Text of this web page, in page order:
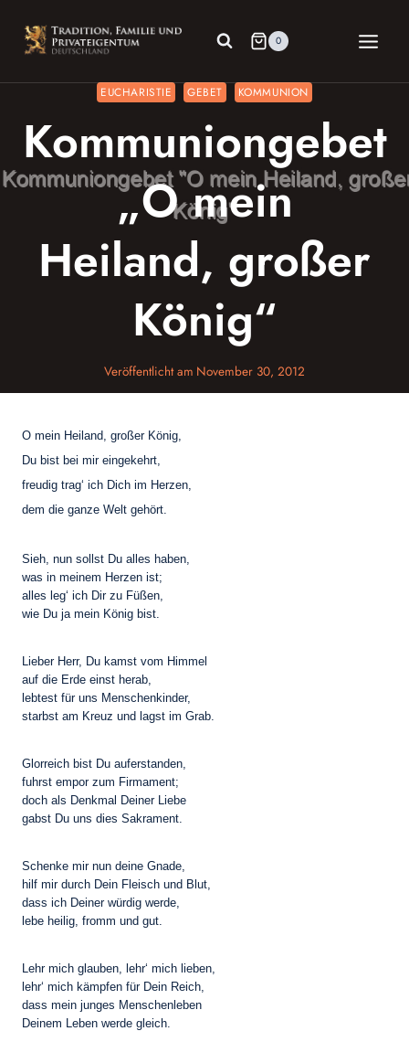
Inhalt
springen
0
EUCHARISTIE GEBET KOMMUNION
Kommuniongebet
„O mein
Heiland, großer
König“
Veröffentlicht am November 30, 2012
O mein Heiland, großer König,
Du bist bei mir eingekehrt,
freudig trag‘ ich Dich im Herzen,
dem die ganze Welt gehört.
Sieh, nun sollst Du alles haben,
was in meinem Herzen ist;
alles leg‘ ich Dir zu Füßen,
wie Du ja mein König bist.
Lieber Herr, Du kamst vom Himmel
auf die Erde einst herab,
lebtest für uns Menschenkinder,
starbst am Kreuz und lagst im Grab.
Glorreich bist Du auferstanden,
fuhrst empor zum Firmament;
doch als Denkmal Deiner Liebe
gabst Du uns dies Sakrament.
Schenke mir nun deine Gnade,
hilf mir durch Dein Fleisch und Blut,
dass ich Deiner würdig werde,
lebe heilig, fromm und gut.
Lehr mich glauben, lehr‘ mich lieben,
lehr‘ mich kämpfen für Dein Reich,
dass mein junges Menschenleben
Deinem Leben werde gleich.